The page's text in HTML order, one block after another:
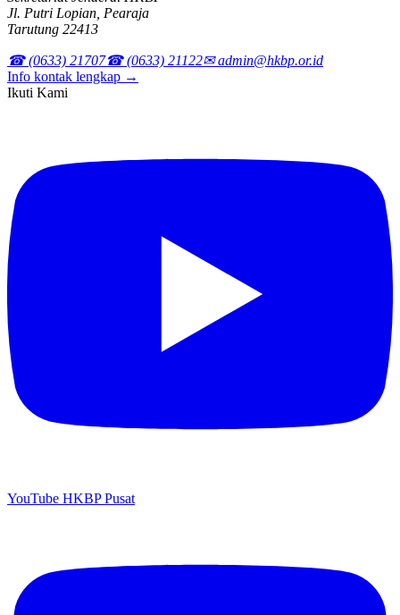
Jl. Putri Lopian, Pearaja
Tarutung 22413
☎ (0633) 21707☎ (0633) 21122✉ admin@hkbp.or.id
Info kontak lengkap →
Ikuti Kami
YouTube HKBP Pusat